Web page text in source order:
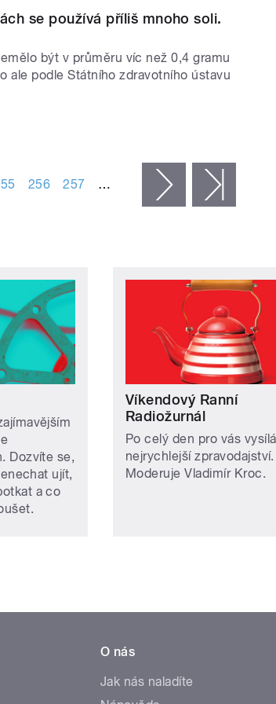
se používá příliš mnoho soli.
být v průměru víc než 0,4 gramu
ale podle Státního zdravotního ústavu
256 257 … následující ›
Dozvíte se,
ujít,
a co
Víkendový Ranní
Radiožurnál
Po celý den pro vás
nejrychlejší zpravodajství.
Moderuje Vladimír Kroc.
O nás
Jak nás naladíte